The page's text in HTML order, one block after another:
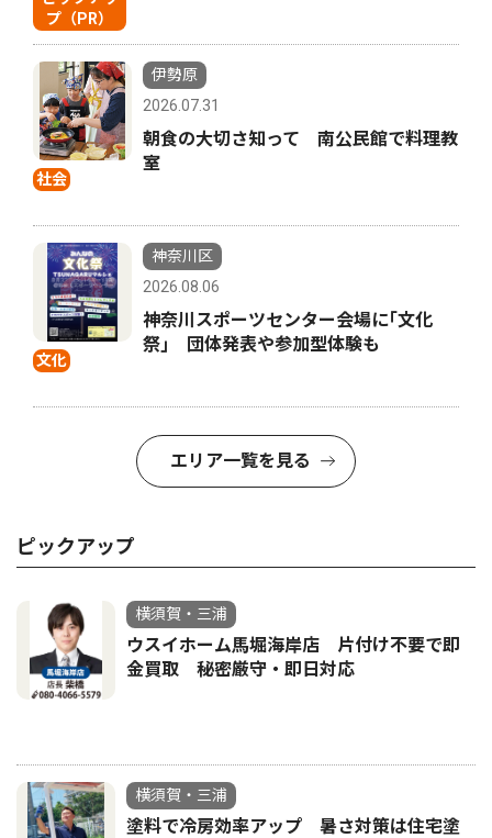
プ（PR）
社会
伊勢原
2026.07.31
朝食の大切さ知って 南公民館で料理教
室
文化
神奈川区
2026.08.06
神奈川スポーツセンター会場に｢文化
祭｣ 団体発表や参加型体験も
エリア一覧を見る
ピックアップ
横須賀・三浦
ウスイホーム馬堀海岸店 片付け不要で即
金買取 秘密厳守・即日対応
横須賀・三浦
塗料で冷房効率アップ 暑さ対策は住宅塗